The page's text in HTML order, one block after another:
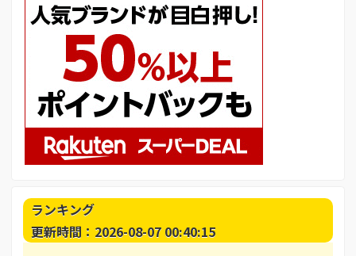
ランキング
更新時間：2026-08-07 00:40:15